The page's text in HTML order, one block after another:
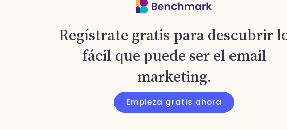
Regístrate gratis para descubrir
fácil que puede ser el email
marketing.
Empieza gratis ahora